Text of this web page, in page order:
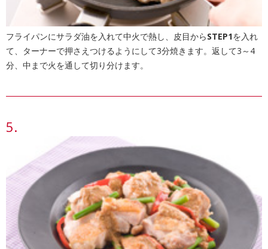
フライパンにサラダ油を入れて中火で熱し、皮目からSTEP1を入れ
て、ターナーで押さえつけるようにして3分焼きます。返して3～4
分、中まで火を通して切り分けます。